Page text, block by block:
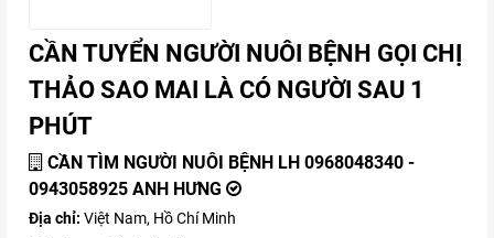
CẦN TUYỂN NGƯỜI NUÔI BỆNH GỌI CHỊ
THẢO SAO MAI LÀ CÓ NGƯỜI SAU 1
PHÚT
CẦN TÌM NGƯỜI NUÔI BỆNH LH 0968048340 -
0943058925 ANH HƯNG
Địa chỉ: Việt Nam, Hồ Chí Minh